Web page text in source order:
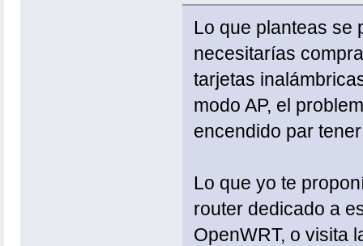
Lo que planteas se
necesitarías
tarjetas
modo AP, el
encendido par
Lo que yo te
router dedicado a
OpenWRT, o visita